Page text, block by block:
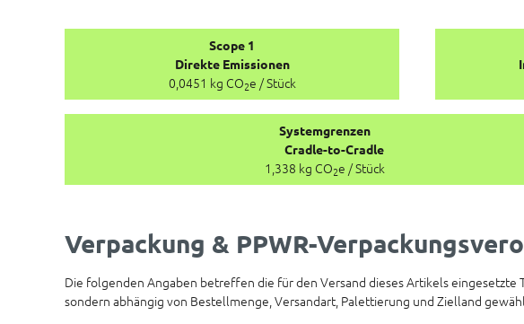
Scope 1
Direkte Emissionen
0,0451 kg CO2e / Stück
Systemgrenzen
Cradle-to-Cradle
1,338 kg CO2e / Stück
Verpackung & PPWR-
Die folgenden Angaben betreffen die für den Versand dieses Artikels
sondern abhängig von Bestellmenge, Versandart, Palettierung und Zielland